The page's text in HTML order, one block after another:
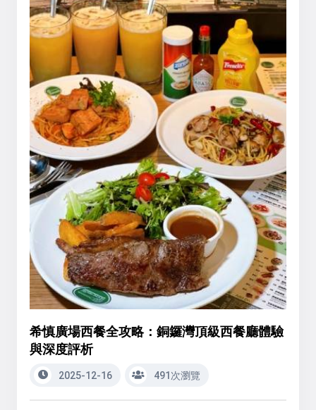
希慎廣場西餐全攻略：銅鑼灣頂級西餐廳體驗
與深度評析
2025-12-16 491次瀏覽